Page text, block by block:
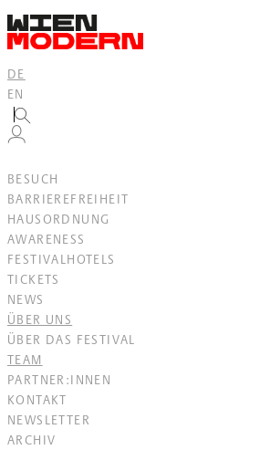
springen
DE
EN
BESUCH
BARRIEREFREIHEIT
HAUSORDNUNG
AWARENESS
FESTIVALHOTELS
TICKETS
NEWS
ÜBER UNS
ÜBER DAS FESTIVAL
TEAM
PARTNER:INNEN
KONTAKT
NEWSLETTER
ARCHIV